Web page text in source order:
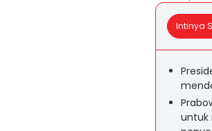
Intinya
untuk